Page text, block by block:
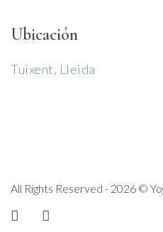
Ubicación
Tuixent, Lleida
All Rights Reserved - 2026 ©
instagram